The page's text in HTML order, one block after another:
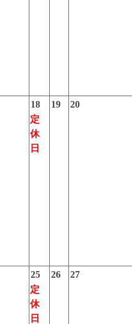
18
定
休
日
19 20
25
定
休
日
26 27